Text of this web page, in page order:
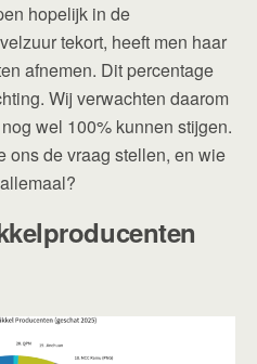
hopelijk in de
tekort, heeft men haar
afnemen. Dit percentage
Wij verwachten daarom
wel 100% kunnen stijgen.
ons de vraag stellen, en wie